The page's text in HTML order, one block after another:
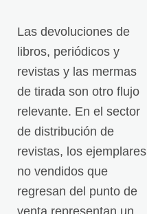
Las devoluciones de
libros, periódicos y
revistas y las mermas
de tirada son otro flujo
relevante. En el sector
de distribución de
revistas, los ejemplares
no vendidos que
regresan del punto de